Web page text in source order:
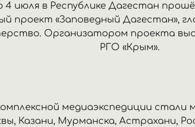
4 июля в Республике Дагестан
проект «Заповедный Дагестан»,
Организатором проекта
РГО «Крым».
медиаэкспедиции стали
Казани, Мурманска, Астрахани,